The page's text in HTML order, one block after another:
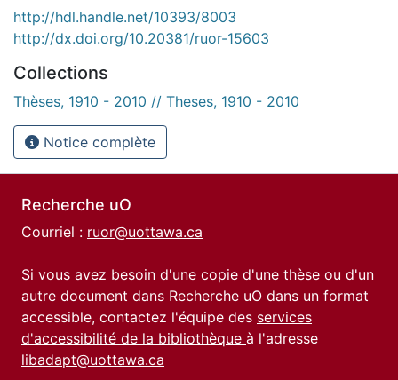
http://hdl.handle.net/10393/8003
http://dx.doi.org/10.20381/ruor-15603
Collections
Thèses, 1910 - 2010 // Theses, 1910 - 2010
Notice complète
Recherche uO
Courriel : ruor@uottawa.ca
Si vous avez besoin d'une copie d'une thèse ou d'un
autre document dans Recherche uO dans un format
accessible, contactez l'équipe des services
d'accessibilité de la bibliothèque à l'adresse
libadapt@uottawa.ca